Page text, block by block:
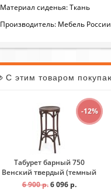
Материал сиденья: Ткань
Производитель: Мебель России
С этим товаром
-12%
Табурет барный 750
Венский твердый (темный
тон)
6 900 р. 6 096 р.